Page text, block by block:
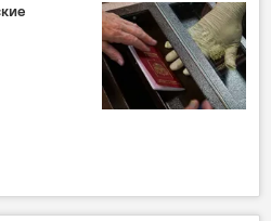
старость